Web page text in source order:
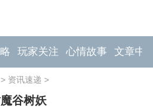
玩家关注 心情故事 文章中
资讯速递 >
谷树妖